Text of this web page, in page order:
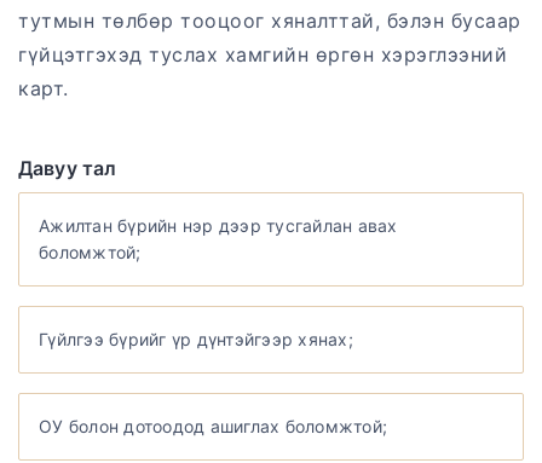
тутмын төлбөр тооцоог хяналттай, бэлэн бусаар
гүйцэтгэхэд туслах хамгийн өргөн хэрэглээний
карт.
Давуу тал
Ажилтан бүрийн нэр дээр тусгайлан авах
боломжтой;
Гүйлгээ бүрийг үр дүнтэйгээр хянах;
ОУ болон дотоодод ашиглах боломжтой;